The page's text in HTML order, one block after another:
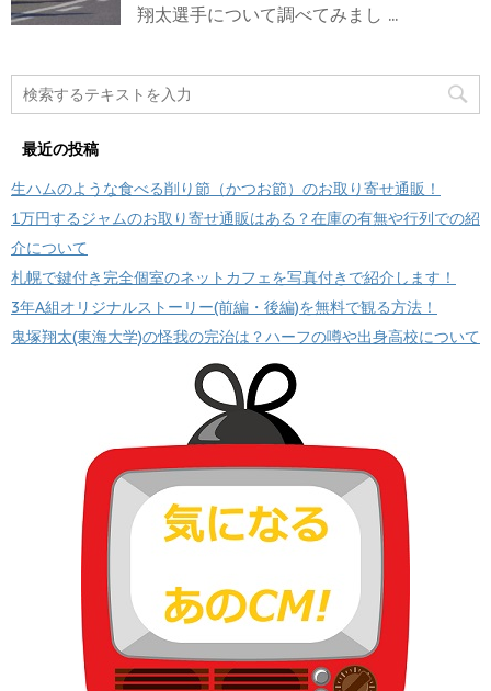
翔太選手について調べてみまし ...
最近の投稿
生ハムのような食べる削り節（かつお節）のお取り寄せ通販！
1万円するジャムのお取り寄せ通販はある？在庫の有無や行列での紹
介について
札幌で鍵付き完全個室のネットカフェを写真付きで紹介します！
3年A組オリジナルストーリー(前編・後編)を無料で観る方法！
鬼塚翔太(東海大学)の怪我の完治は？ハーフの噂や出身高校について